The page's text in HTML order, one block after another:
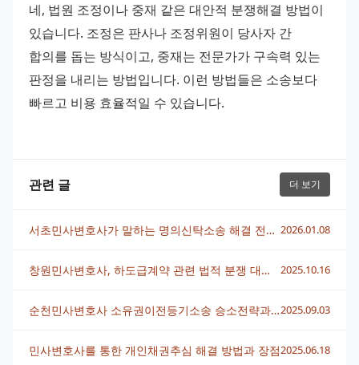
네, 법원 조정이나 중재 같은 대안적 분쟁해결 방법이
있습니다. 조정은 판사나 조정위원이 당사자 간
합의를 돕는 방식이고, 중재는 전문가가 구속력 있는
판정을 내리는 방법입니다. 이런 방법들은 소송보다
빠르고 비용 효율적일 수 있습니다.
관련 글 더 보기
서초민사변호사가 말하는 명의신탁소송 해결 전략과 성공 포인트 2026.01.08
창원민사변호사, 하도급계약 관련 법적 분쟁 대응 전략 총정리 2025.10.16
순천민사변호사 소유권이전등기소송 승소전략과 준비방법2025.09.03
민사변호사를 통한 개인채권추심 해결 방법과 장점2025.06.18